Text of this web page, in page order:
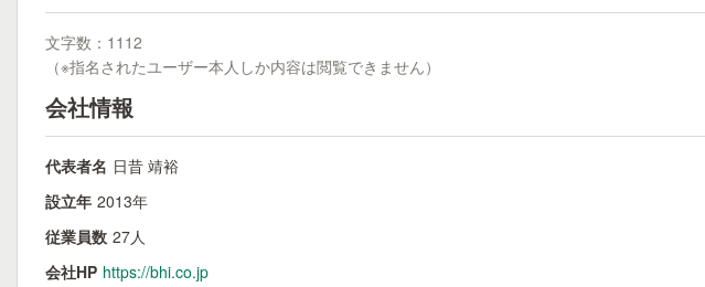
文字数：1112
（※指名されたユーザー本人しか内容は閲覧できません）
会社情報
代表者名 日昔 靖裕
設立年 2013年
従業員数 27人
会社HP https://bhi.co.jp